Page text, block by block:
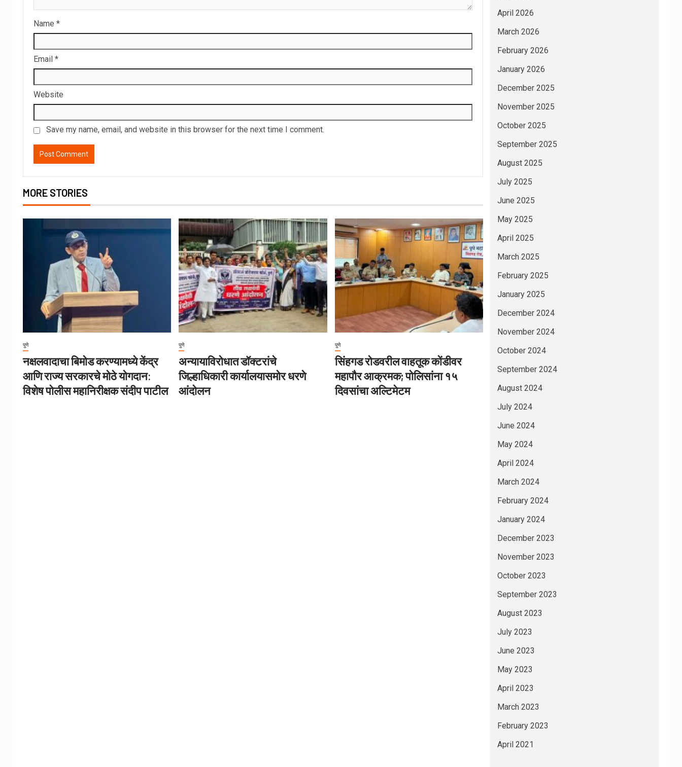
Name *
Email *
Website
Save my name, email, and website in this browser for the next time I comment.
MORE STORIES
पुणे
नक्षलवादाचा बिमोड करण्यामध्ये केंद्र
आणि राज्य सरकारचे मोठे योगदान:
विशेष पोलीस महानिरीक्षक संदीप पाटील
पुणे
अन्यायाविरोधात डॉक्टरांचे
जिल्हाधिकारी कार्यालयासमोर धरणे
आंदोलन
पुणे
सिंहगड रोडवरील वाहतूक कोंडीवर
महापौर आक्रमक; पोलिसांना १५
दिवसांचा अल्टिमेटम
April 2026
March 2026
February 2026
January 2026
December 2025
November 2025
October 2025
September 2025
August 2025
July 2025
June 2025
May 2025
April 2025
March 2025
February 2025
January 2025
December 2024
November 2024
October 2024
September 2024
August 2024
July 2024
June 2024
May 2024
April 2024
March 2024
February 2024
January 2024
December 2023
November 2023
October 2023
September 2023
August 2023
July 2023
June 2023
May 2023
April 2023
March 2023
February 2023
April 2021